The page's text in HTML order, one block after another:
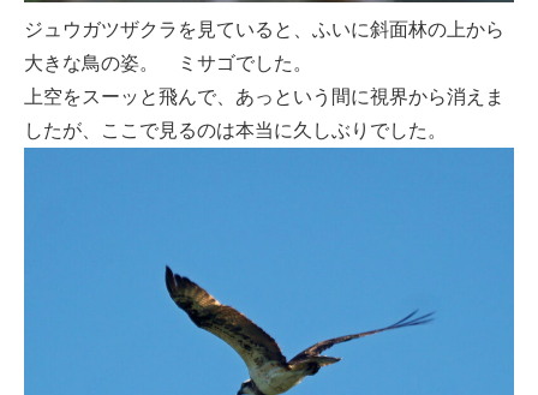
ジュウガツザクラを見ていると、ふいに斜面林の上から
大きな鳥の姿。 ミサゴでした。
上空をスーッと飛んで、あっという間に視界から消えま
したが、ここで見るのは本当に久しぶりでした。